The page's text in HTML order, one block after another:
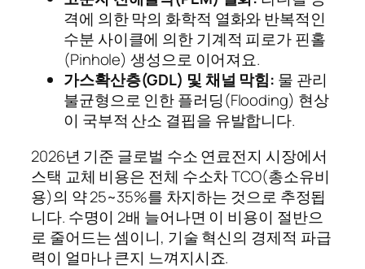
격에 의한 막의 화학적 열화와 반복적인
수분 사이클에 의한 기계적 피로가 핀홀
(Pinhole) 생성으로 이어져요.
가스확산층(GDL) 및 채널 막힘: 물 관리
불균형으로 인한 플러딩(Flooding) 현상
이 국부적 산소 결핍을 유발합니다.
2026년 기준 글로벌 수소 연료전지 시장에서
스택 교체 비용은 전체 수소차 TCO(총소유비
용)의 약 25~35%를 차지하는 것으로 추정됩
니다. 수명이 2배 늘어나면 이 비용이 절반으
로 줄어드는 셈이니, 기술 혁신의 경제적 파급
력이 얼마나 큰지 느껴지시죠.